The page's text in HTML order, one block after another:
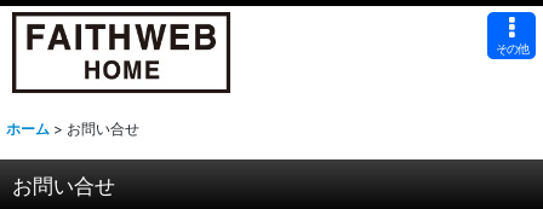
その他
ホーム > お問い合せ
お問い合せ